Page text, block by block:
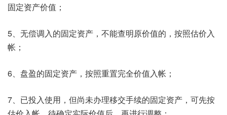
固定资产价值；
5、无偿调入的固定资产，不能查明原价值的，按照估价入
帐；
6、盘盈的固定资产，按照重置完全价值入帐；
7、已投入使用，但尚未办理移交手续的固定资产，可先按